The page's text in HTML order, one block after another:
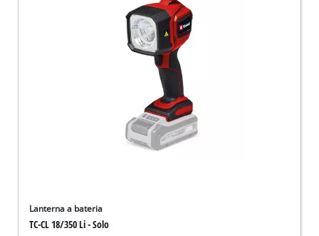
Lanterna a bateria
TC-CL 18/350 Li - Solo